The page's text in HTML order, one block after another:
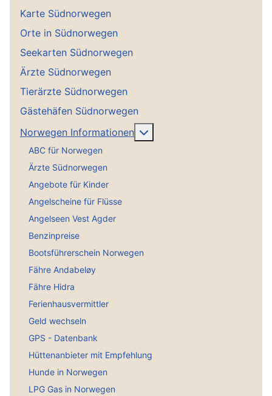
Karte Südnorwegen
Orte in Südnorwegen
Seekarten Südnorwegen
Ärzte Südnorwegen
Tierärzte Südnorwegen
Gästehäfen Südnorwegen
Norwegen Informationen
ABC für Norwegen
Ärzte Südnorwegen
Angebote für Kinder
Angelscheine für Flüsse
Angelseen Vest Agder
Benzinpreise
Bootsführerschein Norwegen
Fähre Andabeløy
Fähre Hidra
Ferienhausvermittler
Geld wechseln
GPS - Datenbank
Hüttenanbieter mit Empfehlung
Hunde in Norwegen
LPG Gas in Norwegen